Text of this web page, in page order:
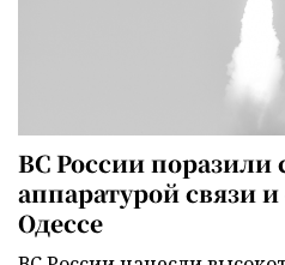
ВС России поразили
аппаратурой связи
Одессе